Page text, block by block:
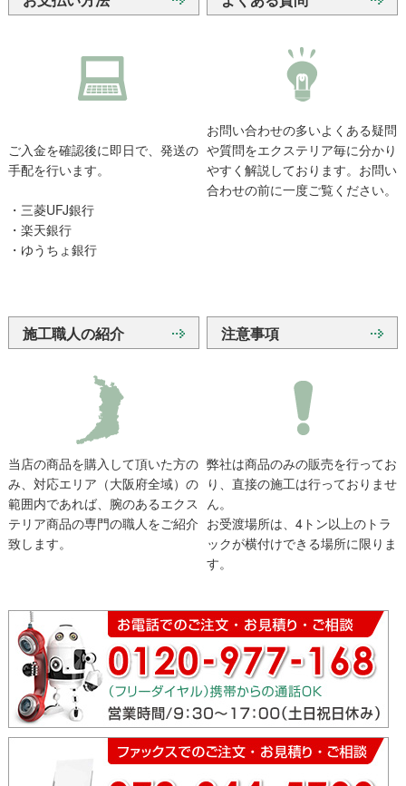
ご入金を確認後に即日で、発送の
手配を行います。
・三菱UFJ銀行
・楽天銀行
・ゆうちょ銀行
お問い合わせの多いよくある疑問
や質問をエクステリア毎に分かり
やすく解説しております。お問い
合わせの前に一度ご覧ください。
施工職人の紹介
当店の商品を購入して頂いた方の
み、対応エリア（大阪府全域）の
範囲内であれば、腕のあるエクス
テリア商品の専門の職人をご紹介
致します。
注意事項
弊社は商品のみの販売を行ってお
り、直接の施工は行っておりませ
ん。
お受渡場所は、4トン以上のトラ
ックが横付けできる場所に限りま
す。